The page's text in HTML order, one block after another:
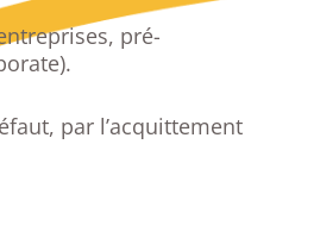
pré-
par l’acquittement